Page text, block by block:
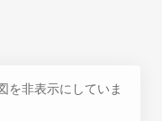
を非表示にしていま